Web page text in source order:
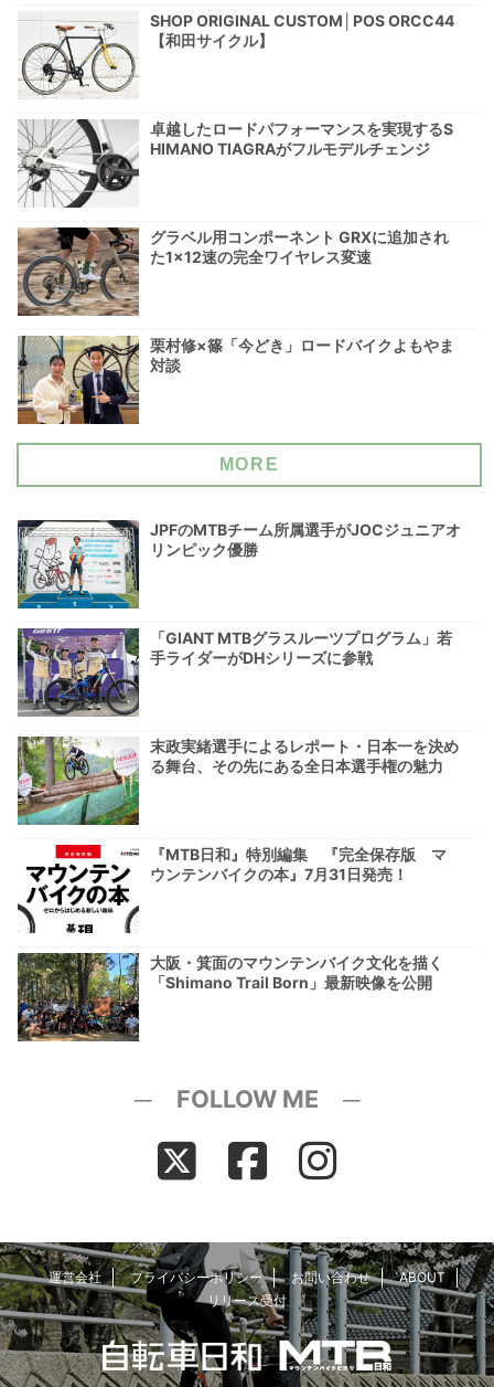
SHOP ORIGINAL CUSTOM│POS ORCC44
【和田サイクル】
卓越したロードパフォーマンスを実現するS
HIMANO TIAGRAがフルモデルチェンジ
グラベル用コンポーネント GRXに追加され
た1×12速の完全ワイヤレス変速
栗村修×篠「今どき」ロードバイクよもやま
対談
MORE
JPFのMTBチーム所属選手がJOCジュニアオ
リンピック優勝
「GIANT MTBグラスルーツプログラム」若
手ライダーがDHシリーズに参戦
末政実緒選手によるレポート・日本一を決め
る舞台、その先にある全日本選手権の魅力
『MTB日和』特別編集 『完全保存版 マ
ウンテンバイクの本』7月31日発売！
大阪・箕面のマウンテンバイク文化を描く
「Shimano Trail Born」最新映像を公開
─ FOLLOW ME ─
運営会社 プライバシーポリシー お問い合わせ
ABOUT
リリース受付